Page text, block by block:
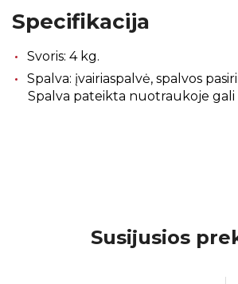
Specifikacija
Svoris: 4 kg.
Spalva: įvairiaspalvė, spalvos
Spalva pateikta nuotraukoje gali
Susijusios